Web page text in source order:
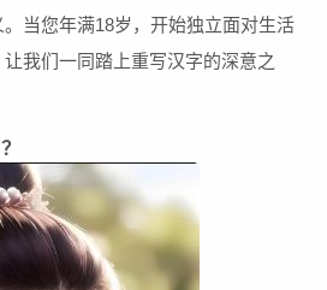
当您年满18岁，开始独立面对生活
我们一同踏上重写汉字的深意之